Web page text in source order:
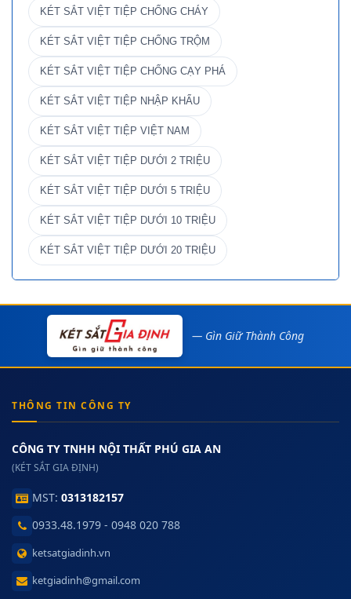
KÉT SẮT VIỆT TIỆP CHỐNG CHÁY
KÉT SẮT VIỆT TIỆP CHỐNG TRỘM
KÉT SẮT VIỆT TIỆP CHỐNG CẠY PHÁ
KÉT SẮT VIỆT TIỆP NHẬP KHẨU
KÉT SẮT VIỆT TIỆP VIỆT NAM
KÉT SẮT VIỆT TIỆP DƯỚI 2 TRIỆU
KÉT SẮT VIỆT TIỆP DƯỚI 5 TRIỆU
KÉT SẮT VIỆT TIỆP DƯỚI 10 TRIỆU
KÉT SẮT VIỆT TIỆP DƯỚI 20 TRIỆU
— Gìn Giữ Thành Công
THÔNG TIN CÔNG TY
CÔNG TY TNHH NỘI THẤT PHÚ GIA AN
(KÉT SẮT GIA ĐỊNH)
MST: 0313182157
0933.48.1979 - 0948 020 788
ketsatgiadinh.vn
ketgiadinh@gmail.com